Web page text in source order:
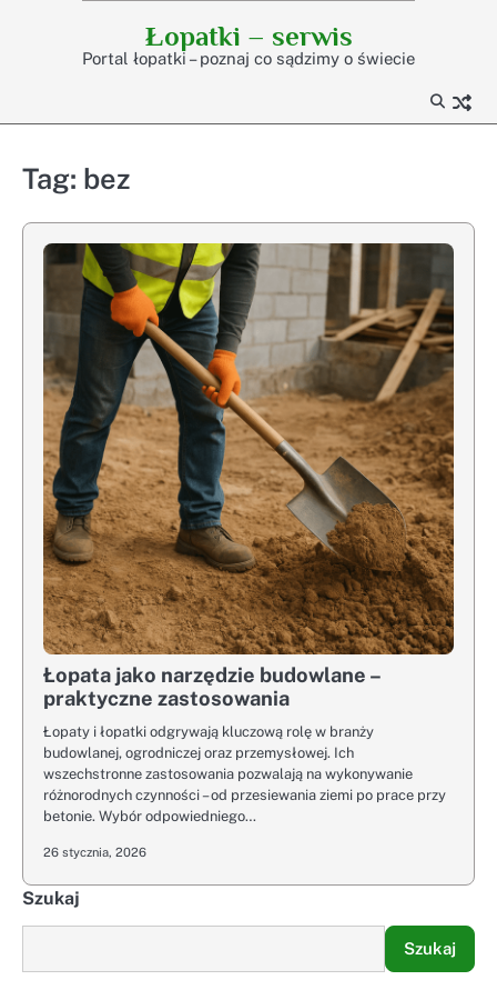
Łopatki – serwis
Portal łopatki – poznaj co sądzimy o świecie
Tag: bez
Łopata jako narzędzie budowlane –
praktyczne zastosowania
Łopaty i łopatki odgrywają kluczową rolę w branży
budowlanej, ogrodniczej oraz przemysłowej. Ich
wszechstronne zastosowania pozwalają na wykonywanie
różnorodnych czynności – od przesiewania ziemi po prace przy
betonie. Wybór odpowiedniego…
26 stycznia, 2026
Szukaj
Szukaj